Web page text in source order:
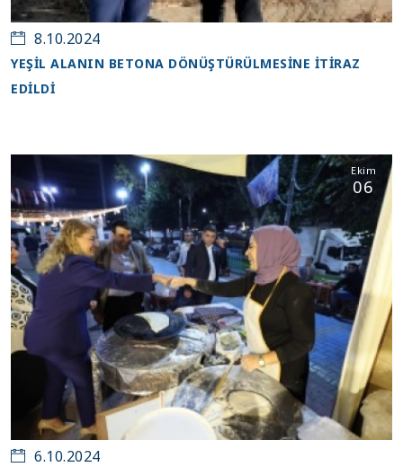
8.10.2024
YEŞİL ALANIN BETONA DÖNÜŞTÜRÜLMESİNE İTİRAZ
EDİLDİ
Ekim
06
6.10.2024